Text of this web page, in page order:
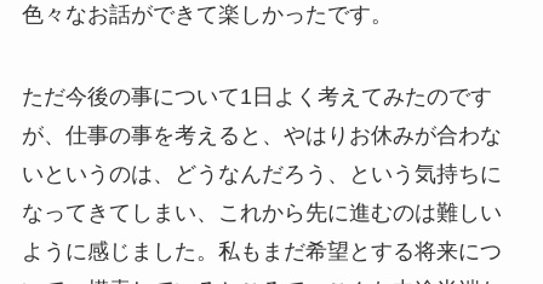
色々なお話ができて楽しかったです。
ただ今後の事について1日よく考えてみたのです
が、仕事の事を考えると、やはりお休みが合わな
いというのは、どうなんだろう、という気持ちに
なってきてしまい、これから先に進むのは難しい
ように感じました。私もまだ希望とする将来につ